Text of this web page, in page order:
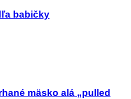
babičky
mäsko alá „pulled